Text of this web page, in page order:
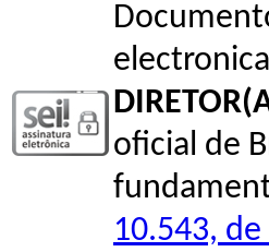
oficial de
10.543,